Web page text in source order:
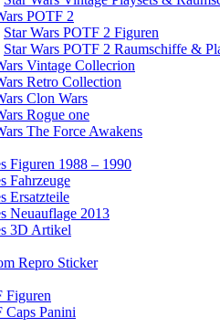
POTF 2
Star Wars POTF 2 Figuren
Star Wars POTF 2 Raumschiffe &
Vintage Collecrion
Retro Collection
Clon Wars
Rogue one
The Force Awakens
Figuren 1988 – 1990
Fahrzeuge
Ersatzteile
Neuauflage 2013
3D Artikel
Repro Sticker
Figuren
Caps Panini